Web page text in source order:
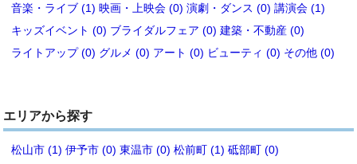
音楽・ライブ (1) 映画・上映会 (0) 演劇・ダンス (0) 講演会 (1)
キッズイベント (0) ブライダルフェア (0) 建築・不動産 (0)
ライトアップ (0) グルメ (0) アート (0) ビューティ (0) その他 (0)
エリアから探す
松山市 (1) 伊予市 (0) 東温市 (0) 松前町 (1) 砥部町 (0)